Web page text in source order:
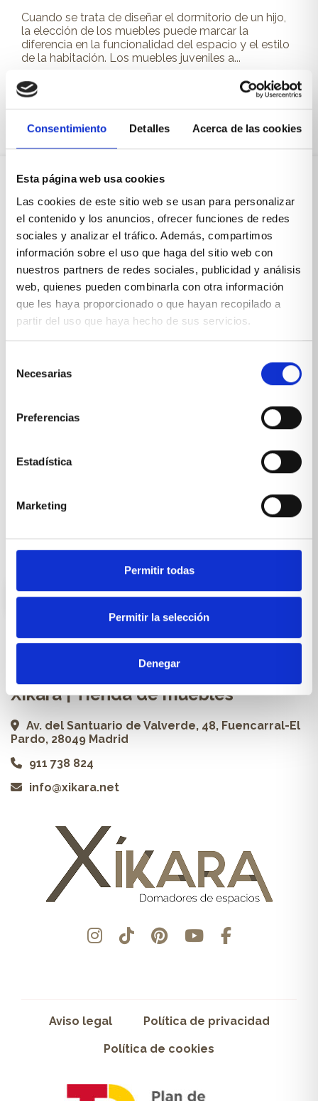
Consentimiento Detalles Acerca de las cookies
Esta página web usa cookies
Las cookies de este sitio web se usan para personalizar
el contenido y los anuncios, ofrecer funciones de redes
sociales y analizar el tráfico. Además, compartimos
información sobre el uso que haga del sitio web con
nuestros partners de redes sociales, publicidad y análisis
web, quienes pueden combinarla con otra información
que les haya proporcionado o que hayan recopilado a
partir del uso que haya hecho de sus servicios.
Necesarias
Preferencias
Estadística
Marketing
Permitir todas
Permitir la selección
Denegar
Cuando se trata de diseñar el dormitorio de un hijo,
la elección de los muebles puede marcar la
diferencia en la funcionalidad del espacio y el estilo
de la habitación. Los muebles juveniles a...
Leer más
Sobre Xíkara
Inicio
Reseñas Google
Carpintería a medida
ES
Contacto
Xikara | Tienda de muebles
Av. del Santuario de Valverde, 48, Fuencarral-El
Pardo, 28049 Madrid
911 738 824
info@xikara.net
Aviso legal Política de privacidad
Política de cookies